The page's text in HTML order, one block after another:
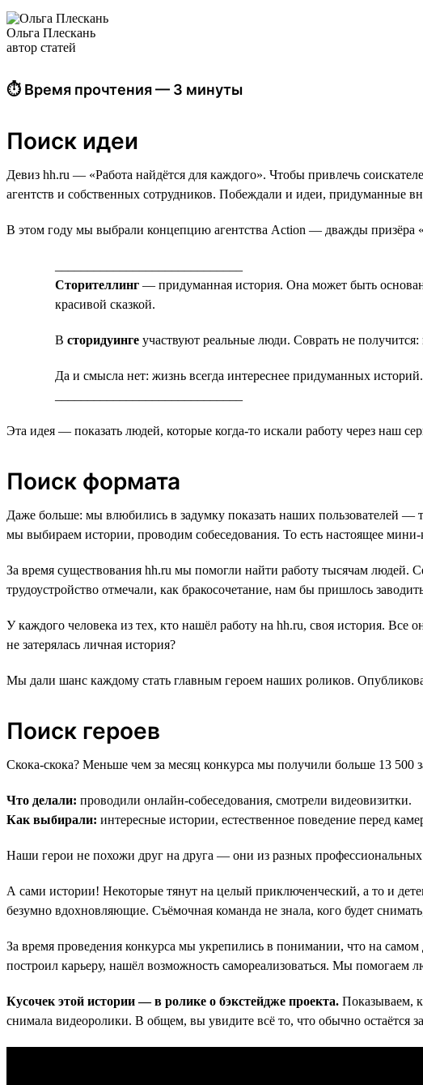
Ольга Плескань
автор статей
⏱ Время прочтения — 3 минуты
Поиск идеи
Девиз hh.ru — «Работа найдётся для каждого». Чтобы привлечь
агентств и собственных сотрудников. Побеждали и идеи, придуманные
В этом году мы выбрали концепцию агентства Action — дважды призёра
Сторителлинг — придуманная история. Она может быть
красивой сказкой.
В сторидуинге участвуют реальные люди. Соврать не
Да и смысла нет: жизнь всегда интереснее придуманных историй.
Эта идея — показать людей, которые когда-то искали работу через наш
Поиск формата
Даже больше: мы влюбились в задумку показать наших пользователей —
мы выбираем истории, проводим собеседования. То есть настоящее
За время существования hh.ru мы помогли найти работу тысячам
трудоустройство отмечали, как бракосочетание, нам бы пришлось
У каждого человека из тех, кто нашёл работу на hh.ru, своя история.
не затерялась личная история?
Мы дали шанс каждому стать главным героем наших роликов.
Поиск героев
Скока-скока? Меньше чем за месяц конкурса мы получили больше 13
Что делали: проводили онлайн-собеседования, смотрели видеовизитки.
Как выбирали: интересные истории, естественное поведение перед
Наши герои не похожи друг на друга — они из разных профессиональных
А сами истории! Некоторые тянут на целый приключенческий, а то и
безумно вдохновляющие. Съёмочная команда не знала, кого будет
За время проведения конкурса мы укрепились в понимании, что на
построил карьеру, нашёл возможность самореализоваться. Мы
Кусочек этой истории — в ролике о бэкстейдже проекта. Показываем,
снимала видеоролики. В общем, вы увидите всё то, что обычно остаётся